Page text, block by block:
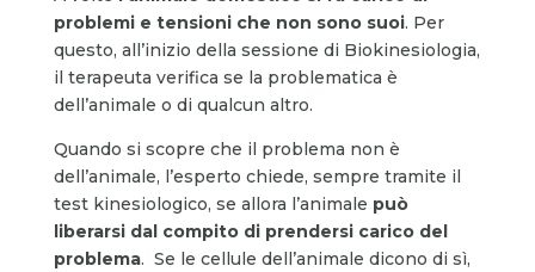
problemi e tensioni che non sono suoi. Per
questo, all’inizio della sessione di Biokinesiologia,
il terapeuta verifica se la problematica è
dell’animale o di qualcun altro.
Quando si scopre che il problema non è
dell’animale, l’esperto chiede, sempre tramite il
test kinesiologico, se allora l’animale può
liberarsi dal compito di prendersi carico del
problema. Se le cellule dell’animale dicono di sì,